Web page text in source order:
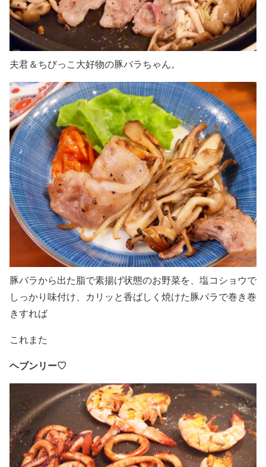
夫君＆ちびっこ大好物の豚バラちゃん。
豚バラから出た脂で素揚げ状態のお野菜を、塩コショウで
しっかり味付け、カリッと香ばしく焼けた豚バラで巻き巻
きすれば
これまた
ヘブンリー♡